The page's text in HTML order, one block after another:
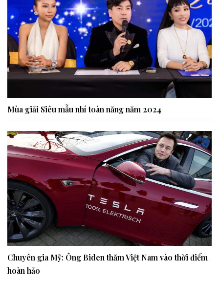
Mùa giải Siêu mẫu nhí toàn năng năm 2024
Chuyên gia Mỹ: Ông Biden thăm Việt Nam vào thời điểm
hoàn hảo